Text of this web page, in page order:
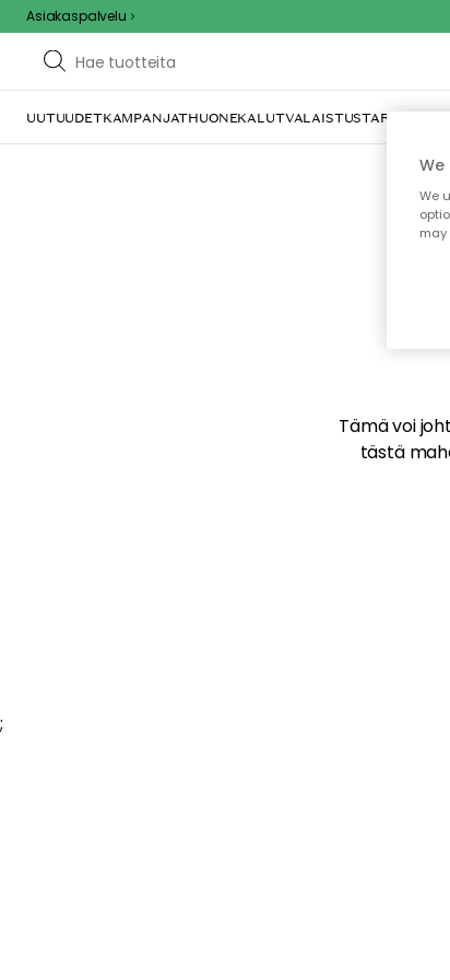
Asiakaspalvelu
UUTUUDETKAMPANJATHUONEKALUTVALAISTUSTARJOILU
Tämä voi
tästä
;
We
may